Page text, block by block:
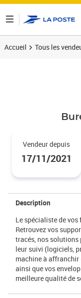
Accueil Tous les
Vendeur depuis
17/11/2021
Description
Le spécialiste de
Retrouvez vos
tracés, nos
leur suivi (logiciels,
machine à
ainsi que vos
meilleure qualité de